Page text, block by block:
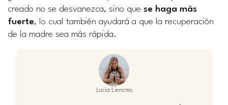
creado no se desvanezca, sino que se haga más
fuerte, lo cual también ayudará a que la recuperación
de la madre sea más rápida.
Lucia Liencres